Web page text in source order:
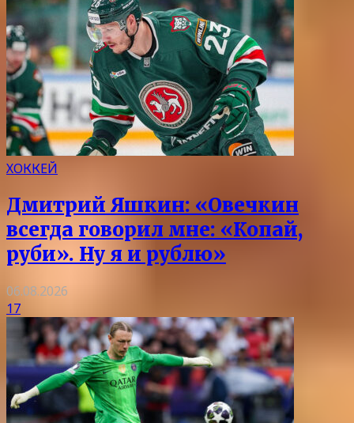
ХОККЕЙ
Дмитрий Яшкин: «Овечкин
всегда говорил мне: «Копай,
руби». Ну я и рублю»
06.08.2026
17